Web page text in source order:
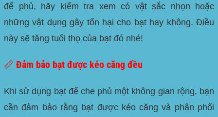
để phủ, hãy kiểm tra xem có vật sắc nhọn hoặc
những vật dụng gây tổn hại cho bạt hay không. Điều
này sẽ tăng tuổi thọ của bạt đó nhé!
📏 Đảm bảo bạt được kéo căng đều
Khi sử dụng bạt để che phủ một không gian rộng, bạn
cần đảm bảo rằng bạt được kéo căng và phân phối